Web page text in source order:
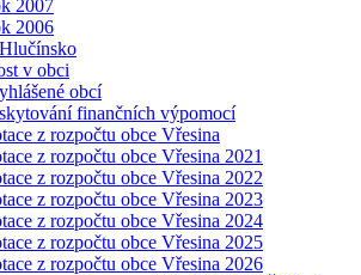
2007
2006
v obci
obcí
finančních výpomocí
z rozpočtu obce Vřesina
z rozpočtu obce Vřesina 2021
z rozpočtu obce Vřesina 2022
z rozpočtu obce Vřesina 2023
z rozpočtu obce Vřesina 2024
z rozpočtu obce Vřesina 2025
z rozpočtu obce Vřesina 2026